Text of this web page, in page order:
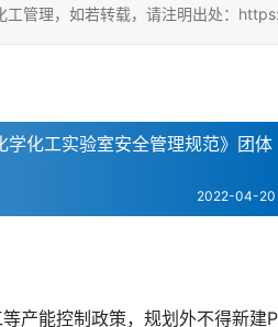
工管理，如若转载，请注明出处：
学化工实验室安全管理规范》团体
2022-04-20